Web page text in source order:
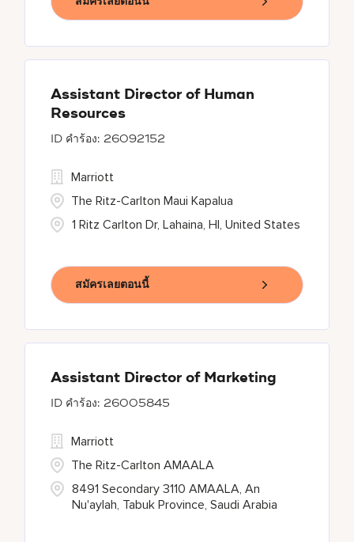
Assistant Director of Human
Resources
26092152
1 Ritz Carlton Dr, Lahaina, HI, United States
Marriott
The Ritz-Carlton Maui Kapalua
สมัครเลยตอนนี้
Assistant Director of Marketing
26005845
8491 Secondary 3110 AMAALA, An
Nu'aylah, Tabuk Province, Saudi Arabia
Marriott
The Ritz-Carlton AMAALA